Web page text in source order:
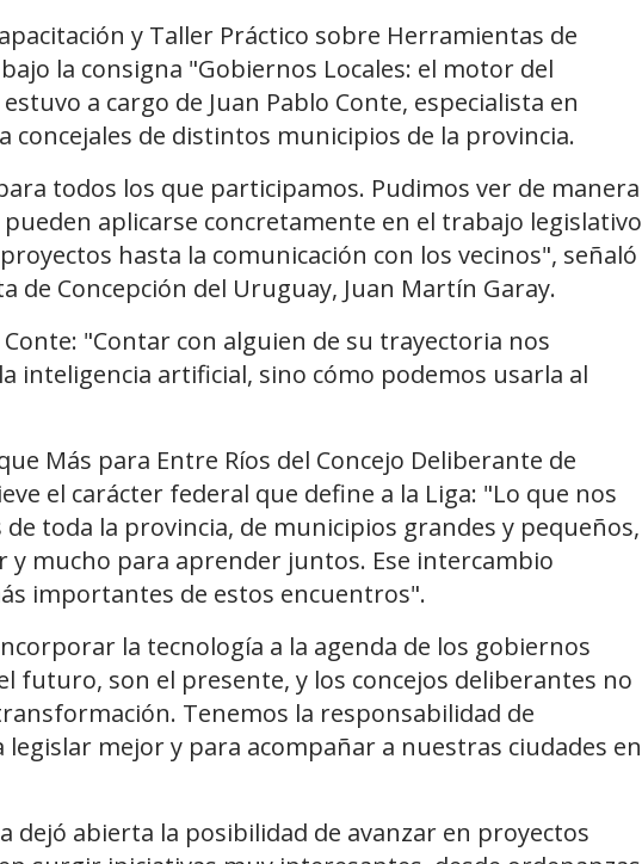
y Taller Práctico sobre Herramientas de
la consigna "Gobiernos Locales: el motor del
a cargo de Juan Pablo Conte, especialista en
concejales de distintos municipios de la provincia.
todos los que participamos. Pudimos ver de manera
aplicarse concretamente en el trabajo legislativo
hasta la comunicación con los vecinos", señaló
de Concepción del Uruguay, Juan Martín Garay.
"Contar con alguien de su trayectoria nos
inteligencia artificial, sino cómo podemos usarla al
Más para Entre Ríos del Concejo Deliberante de
el carácter federal que define a la Liga: "Lo que nos
toda la provincia, de municipios grandes y pequeños,
mucho para aprender juntos. Ese intercambio
importantes de estos encuentros".
la tecnología a la agenda de los gobiernos
futuro, son el presente, y los concejos deliberantes no
Tenemos la responsabilidad de
mejor y para acompañar a nuestras ciudades en
dejó abierta la posibilidad de avanzar en proyectos